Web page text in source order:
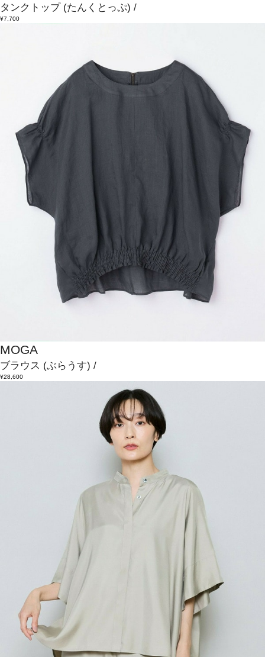
タンクトップ (たんくとっぷ) /
¥7,700
MOGA
ブラウス (ぶらうす) /
¥28,600